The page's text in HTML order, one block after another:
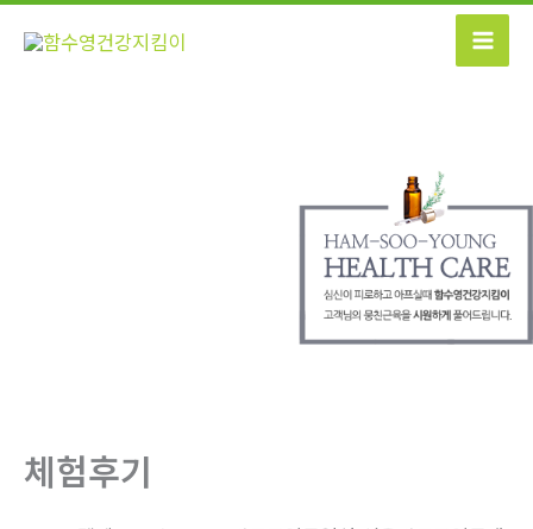
콘
체험후기